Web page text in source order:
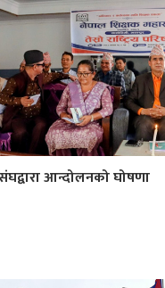
आन्दोलनको घोषणा